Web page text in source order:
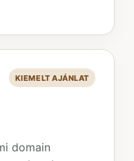
KIEMELT AJÁNLAT
domain